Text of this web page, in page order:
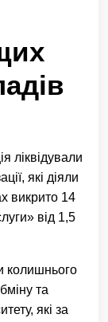
ліквідували
які діяли
викрито 14
від 1,5
колишнього
та
які за